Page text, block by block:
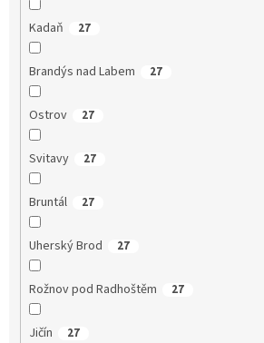
Kadaň 27
Brandýs nad Labem 27
Ostrov 27
Svitavy 27
Bruntál 27
Uherský Brod 27
Rožnov pod Radhoštěm 27
Jičín 27